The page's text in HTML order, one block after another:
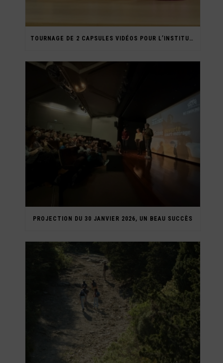
TOURNAGE DE 2 CAPSULES VIDÉOS POUR L’INSTITUT SUPÉRIEUR MARIA MONTESSORI
PROJECTION DU 30 JANVIER 2026, UN BEAU SUCCÈS